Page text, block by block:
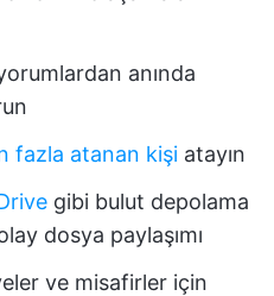
anında
fazla atanan kişi atayın
gibi bulut depolama
dosya paylaşımı
ve misafirler için